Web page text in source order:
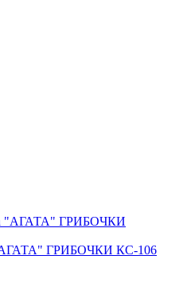
"АГАТА" ГРИБОЧКИ КС-106